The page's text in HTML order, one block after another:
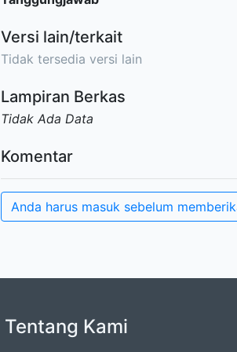
Versi lain/terkait
Tidak tersedia versi lain
Lampiran Berkas
Tidak Ada Data
Komentar
Anda harus masuk sebelum
Tentang Kami